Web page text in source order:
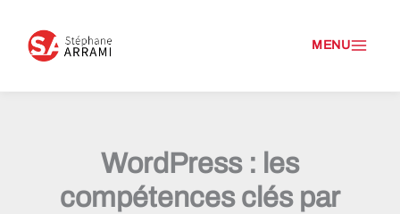
WordPress : les
compétences clés par